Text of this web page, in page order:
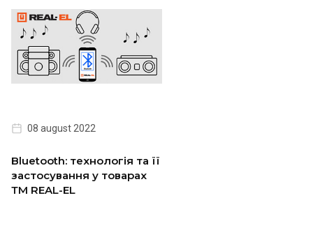
08 august 2022
Bluetooth: технологія та її
застосування у товарах
ТМ REAL-EL